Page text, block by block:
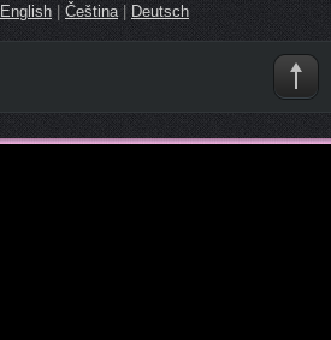
English |Čeština | Deutsch